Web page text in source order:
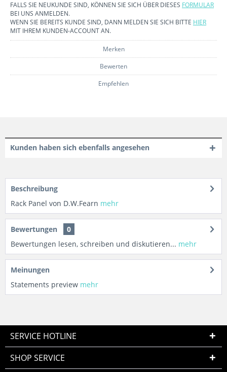
FALLS SIE NEUKUNDE SIND, KÖNNEN SIE SICH ÜBER DIESES FORMULAR
BEI UNS ANMELDEN.
WENN SIE BEREITS KUNDE SIND, DANN MELDEN SIE SICH BITTE HIER
MIT IHREM KUNDEN-ACCOUNT AN.
Merken
Bewerten
Empfehlen
Kunden haben sich ebenfalls angesehen
Beschreibung
Rack Panel von D.W.Fearn mehr
Bewertungen
0
Bewertungen lesen, schreiben und diskutieren... mehr
Meinungen
Statements preview mehr
SERVICE HOTLINE
SHOP SERVICE